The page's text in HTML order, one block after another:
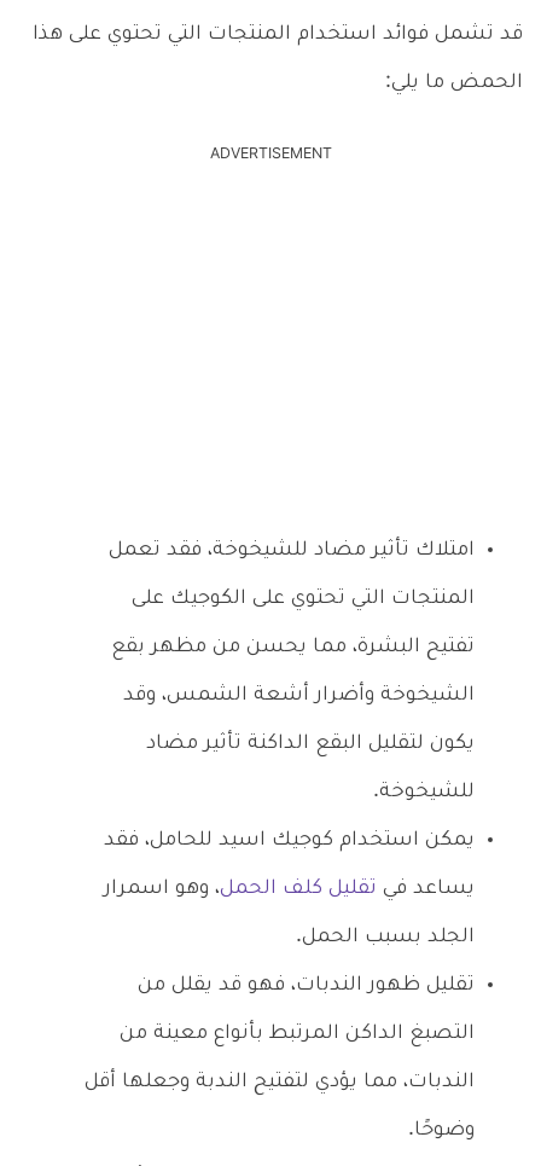
قد تشمل فوائد استخدام المنتجات التي تحتوي على هذا
الحمض ما يلي:
ADVERTISEMENT
امتلاك تأثير مضاد للشيخوخة، فقد تعمل
المنتجات التي تحتوي على الكوجيك على
تفتيح البشرة، مما يحسن من مظهر بقع
الشيخوخة وأضرار أشعة الشمس، وقد
يكون لتقليل البقع الداكنة تأثير مضاد
للشيخوخة.
يمكن استخدام كوجيك اسيد للحامل، فقد
يساعد في تقليل كلف الحمل، وهو اسمرار
الجلد بسبب الحمل.
تقليل ظهور الندبات، فهو قد يقلل من
التصبغ الداكن المرتبط بأنواع معينة من
الندبات، مما يؤدي لتفتيح الندبة وجعلها أقل
وضوحًا.